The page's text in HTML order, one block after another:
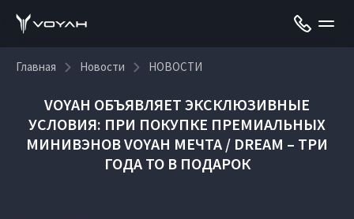
Главная Новости НОВОСТИ
VOYAH ОБЪЯВЛЯЕТ ЭКСКЛЮЗИВНЫЕ
УСЛОВИЯ: ПРИ ПОКУПКЕ ПРЕМИАЛЬНЫХ
МИНИВЭНОВ VOYAH МЕЧТА / DREAM – ТРИ
ГОДА ТО В ПОДАРОК